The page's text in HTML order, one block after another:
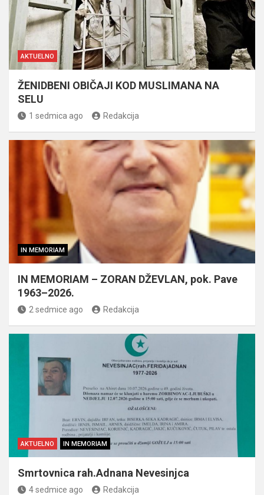
AKTUELNO
ŽENIDBENI OBIČAJI KOD MUSLIMANA NA
SELU
1 sedmica ago Redakcija
IN MEMORIAM
IN MEMORIAM – ZORAN DŽEVLAN, pok. Pave
1963–2026.
2 sedmice ago Redakcija
AKTUELNO IN MEMORIAM
Smrtovnica rah.Adnana Nevesinjca
4 sedmice ago Redakcija